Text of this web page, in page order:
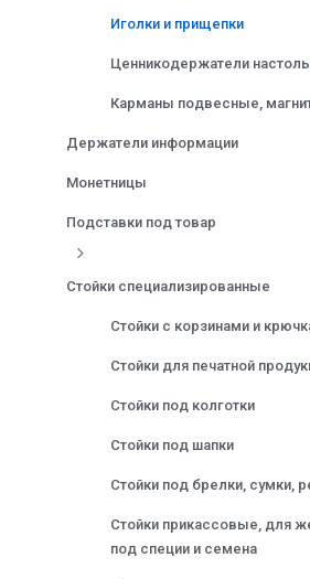
Иголки и прищепки
Ценникодержатели
Карманы подвесные,
Держатели информации
Монетницы
Подставки под товар
Стойки специализированные
Стойки с корзинами и
Стойки для печатной
Стойки под колготки
Стойки под шапки
Стойки под брелки, сумки,
Стойки прикассовые, для
под специи и семена